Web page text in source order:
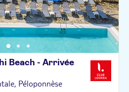
Beach - Arrivée
Péloponnèse